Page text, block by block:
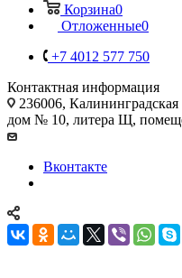
Корзина0
Отложенные0
+7 4012 577 750
Контактная информация
236006,
дом № 10, литера Щ,
Вконтакте